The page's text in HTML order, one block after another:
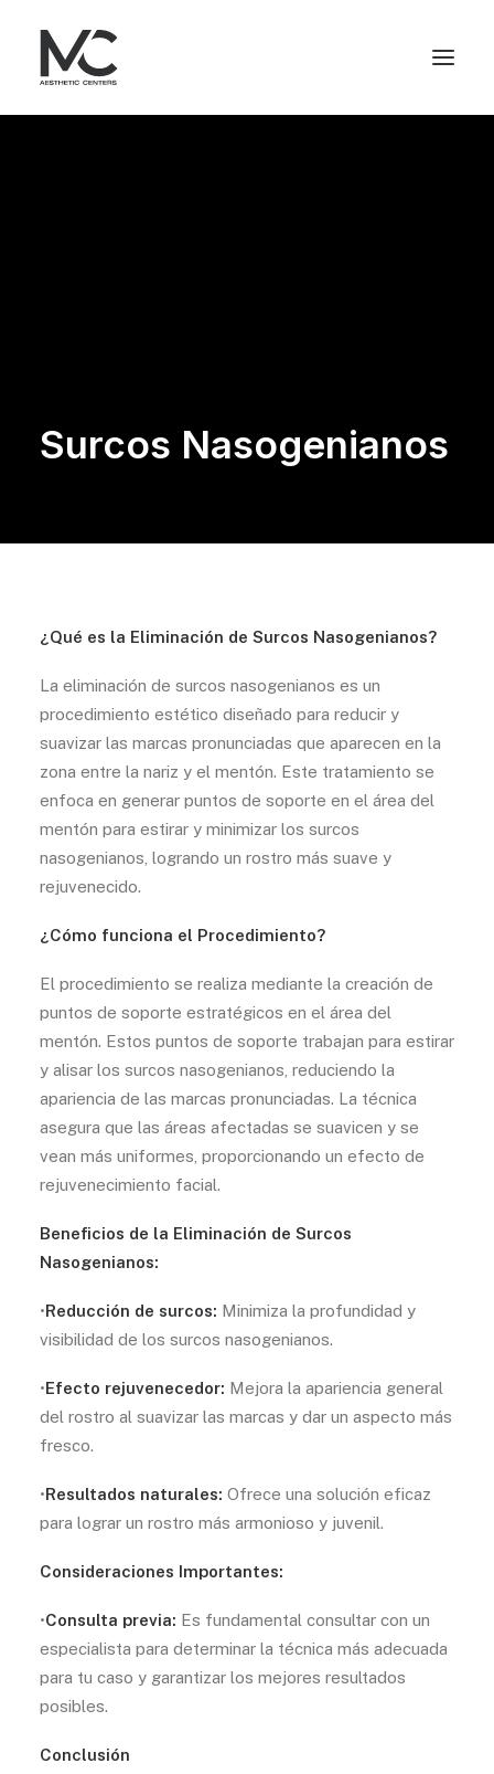
Surcos Nasogenianos
¿Qué es la Eliminación de Surcos Nasogenianos?
La eliminación de surcos nasogenianos es un
procedimiento estético diseñado para reducir y
suavizar las marcas pronunciadas que aparecen en la
zona entre la nariz y el mentón. Este tratamiento se
enfoca en generar puntos de soporte en el área del
mentón para estirar y minimizar los surcos
nasogenianos, logrando un rostro más suave y
rejuvenecido.
¿Cómo funciona el Procedimiento?
El procedimiento se realiza mediante la creación de
puntos de soporte estratégicos en el área del
mentón. Estos puntos de soporte trabajan para estirar
y alisar los surcos nasogenianos, reduciendo la
apariencia de las marcas pronunciadas. La técnica
asegura que las áreas afectadas se suavicen y se
vean más uniformes, proporcionando un efecto de
rejuvenecimiento facial.
Beneficios de la Eliminación de Surcos
Nasogenianos:
•Reducción de surcos: Minimiza la profundidad y
visibilidad de los surcos nasogenianos.
•Efecto rejuvenecedor: Mejora la apariencia general
del rostro al suavizar las marcas y dar un aspecto más
fresco.
•Resultados naturales: Ofrece una solución eficaz
para lograr un rostro más armonioso y juvenil.
Consideraciones Importantes:
•Consulta previa: Es fundamental consultar con un
especialista para determinar la técnica más adecuada
para tu caso y garantizar los mejores resultados
posibles.
Conclusión